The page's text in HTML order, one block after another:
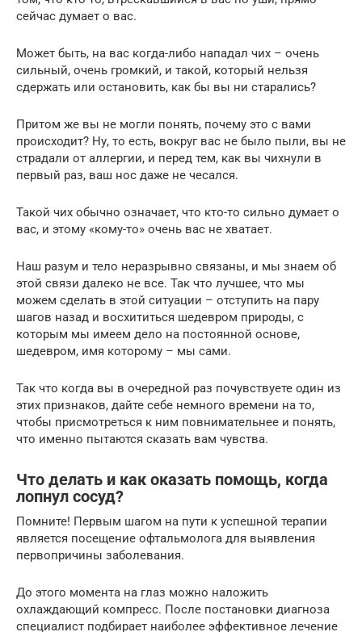
сейчас думает о вас.
Может быть, на вас когда-либо нападал чих – очень
сильный, очень громкий, и такой, который нельзя
сдержать или остановить, как бы вы ни старались?
Притом же вы не могли понять, почему это с вами
происходит? Ну, то есть, вокруг вас не было пыли, вы не
страдали от аллергии, и перед тем, как вы чихнули в
первый раз, ваш нос даже не чесался.
Такой чих обычно означает, что кто-то сильно думает о
вас, и этому «кому-то» очень вас не хватает.
Наш разум и тело неразрывно связаны, и мы знаем об
этой связи далеко не все. Так что лучшее, что мы
можем сделать в этой ситуации – отступить на пару
шагов назад и восхититься шедевром природы, с
которым мы имеем дело на постоянной основе,
шедевром, имя которому – мы сами.
Так что когда вы в очередной раз почувствуете один из
этих признаков, дайте себе немного времени на то,
чтобы присмотреться к ним повнимательнее и понять,
что именно пытаются сказать вам чувства.
Что делать и как оказать помощь, когда
лопнул сосуд?
Помните! Первым шагом на пути к успешной терапии
является посещение офтальмолога для выявления
первопричины заболевания.
До этого момента на глаз можно наложить
охлаждающий компресс. После постановки диагноза
специалист подбирает наиболее эффективное лечение